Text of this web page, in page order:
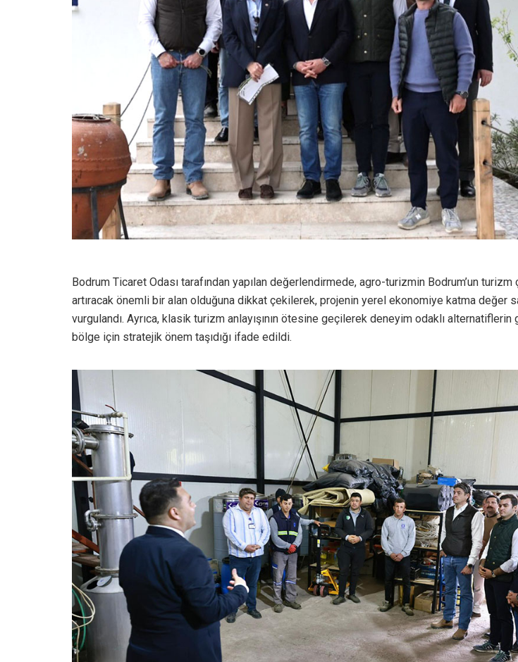
Bodrum Ticaret Odası tarafından yapılan değerlendirmede, agro-turizmin Bodrum’un
artıracak önemli bir alan olduğuna dikkat çekilerek, projenin yerel ekonomiye katma değer
vurgulandı. Ayrıca, klasik turizm anlayışının ötesine geçilerek deneyim odaklı
bölge için stratejik önem taşıdığı ifade edildi.